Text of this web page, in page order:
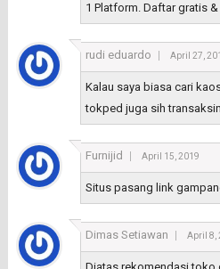
1 Platform. Daftar gratis
rudi eduardo April 27,
Kalau saya biasa cari
tokped juga sih
Furnijid April 15, 2019
Situs pasang link
Dimas Setiawan April 8,